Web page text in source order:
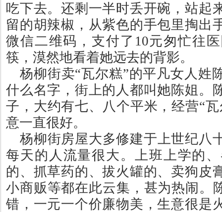
吃下去。还剩一半时丢开碗，站起
留的胡辣椒，从紫色的手包里掏出
微信二维码，支付了 10元匆忙往
筷，漠然地看着她远去的背影。
杨柳街卖“瓦尔糕”的平凡女人姓
什么名字，街上的人都叫她陈姐。
子，大约有七、八个平米，经营“
意一直很好。
杨柳街房屋大多修建于上世纪八
每天的人流量很大。上班上学的
的、抓草药的、拔火罐的、卖狗皮
小商贩等都在此云集，甚为热闹。
错，一元一个价廉物美，生意很是